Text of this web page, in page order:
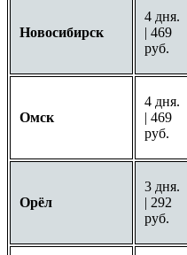
Новосибирск
4 дня.
| 469
руб.
Омск
4 дня.
| 469
руб.
Орёл
3 дня.
| 292
руб.